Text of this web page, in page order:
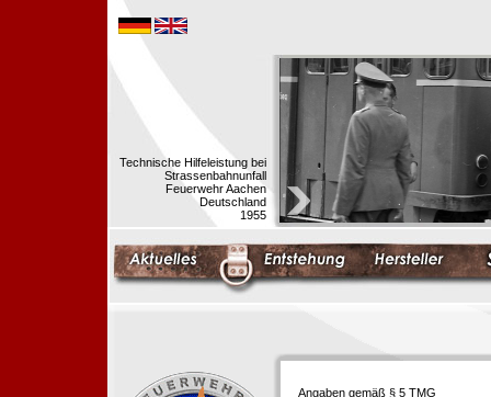
Technische Hilfeleistung bei
Strassenbahnunfall
Feuerwehr Aachen
Deutschland
1955
Angaben gemäß § 5 TMG